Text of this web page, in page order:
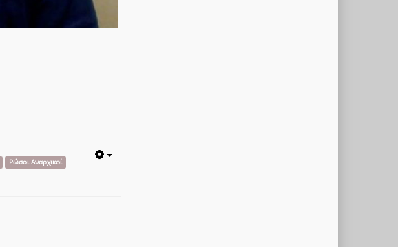
Ρώσοι Αναρχικοί